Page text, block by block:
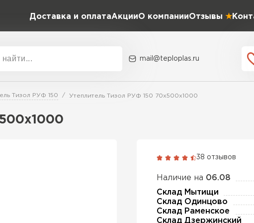
Доставка и оплатаАкцииО компанииОтзывы
mail@teploplas.ru
Тизол РУФ 150 Утеплитель Тизол РУФ 150 70х500х1000
38 отзывов
Наличие на 06.08
Склад Мытищи
Склад Одинцово
Склад Раменское
Склад Дзержинский
ПЕРЕЙТИ
Утеплитель Дирок
ПЕРЕЙТИ